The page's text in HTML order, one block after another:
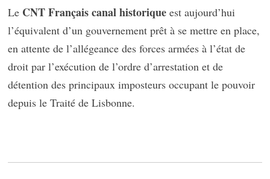
Le CNT Français canal historique est aujourd’hui
l’équivalent d’un gouvernement prêt à se mettre en place,
en attente de l’allégeance des forces armées à l’état de
droit par l’exécution de l’ordre d’arrestation et de
détention des principaux imposteurs occupant le pouvoir
depuis le Traité de Lisbonne.